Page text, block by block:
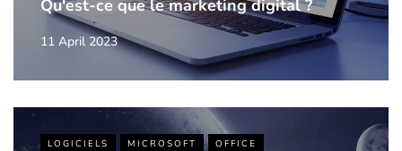
Qu'est-ce que le marketing digital ?
11 April 2023
LOGICIELS MICROSOFT OFFICE